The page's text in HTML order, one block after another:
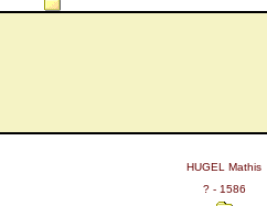
HUGEL Mathis
? - 1586